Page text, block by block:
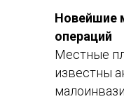
Новейшие
операций
Местные
известны